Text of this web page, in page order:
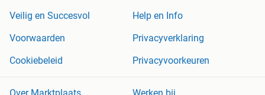
Veilig en Succesvol
Help en Info
Voorwaarden
Privacyverklaring
Cookiebeleid
Privacyvoorkeuren